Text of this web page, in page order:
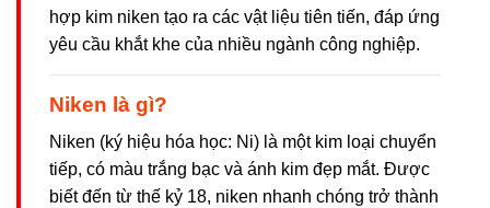
hợp kim niken tạo ra các vật liệu tiên tiến, đáp ứng
yêu cầu khắt khe của nhiều ngành công nghiệp.
Niken là gì?
Niken (ký hiệu hóa học: Ni) là một kim loại chuyển
tiếp, có màu trắng bạc và ánh kim đẹp mắt. Được
biết đến từ thế kỷ 18, niken nhanh chóng trở thành